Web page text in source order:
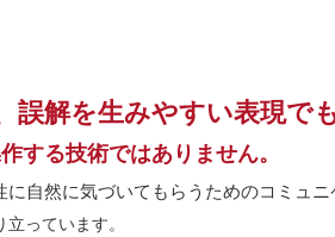
誤解を生みやすい表現で
する技術ではありません。
自然に気づいてもらうためのコミュニ
っています。